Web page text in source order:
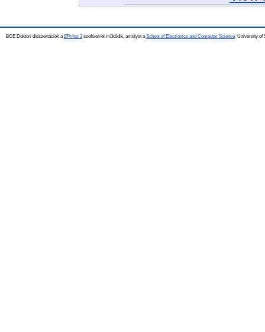
BCE Doktori disszertációk a EPrints 3szoftverrel működik, amelyet a School of Electronics and Computer Science, University of